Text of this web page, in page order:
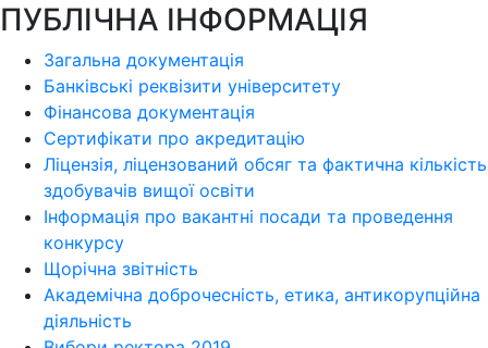
ПУБЛІЧНА ІНФОРМАЦІЯ
Загальна документація
Банківські реквізити університету
Фінансова документація
Сертифікати про акредитацію
Ліцензія, ліцензований обсяг та фактична кількість
здобувачів вищої освіти
Інформація про вакантні посади та проведення
конкурсу
Щорічна звітність
Академічна доброчесність, етика, антикорупційна
діяльність